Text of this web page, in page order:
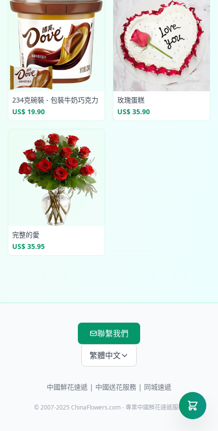
234克碗裝 - 包裝牛奶巧克力
US$ 19.90
玫瑰蛋糕
US$ 35.90
完整的愛
US$ 35.95
聯繫我們
繁體中文
中國鮮花速遞 | 中國送花服務 | 同城速遞
© 2007-2025 ChinaFlowers.com - 專業中國鮮花速遞服務